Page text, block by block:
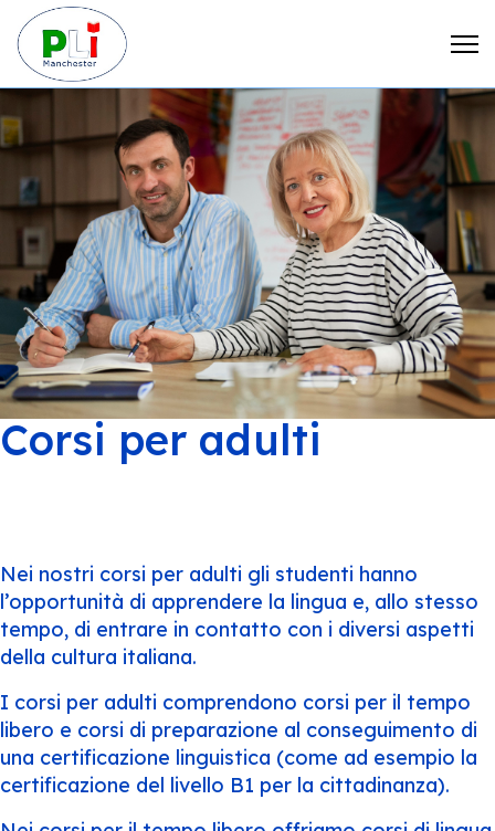
Corsi per adulti
Nei nostri corsi per adulti gli studenti hanno
l’opportunità di apprendere la lingua e, allo stesso
tempo, di entrare in contatto con i diversi aspetti
della cultura italiana.
I corsi per adulti comprendono corsi per il tempo
libero e corsi di preparazione al conseguimento di
una certificazione linguistica (come ad esempio la
certificazione del livello B1 per la cittadinanza).